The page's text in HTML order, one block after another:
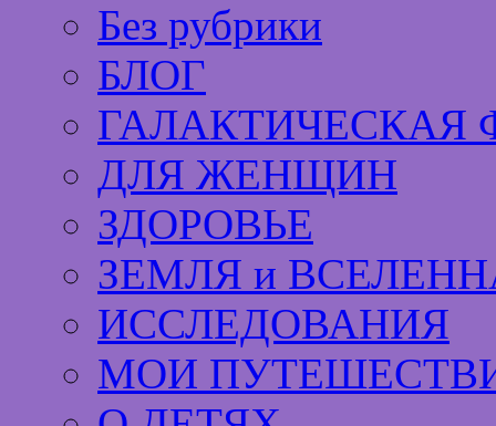
Без рубрики
БЛОГ
ГАЛАКТИЧЕСКАЯ
ДЛЯ ЖЕНЩИН
ЗДОРОВЬЕ
ЗЕМЛЯ и
ИССЛЕДОВАНИЯ
МОИ